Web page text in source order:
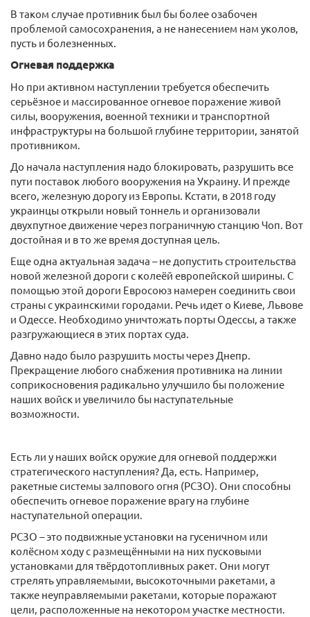
В таком случае противник был бы более озабочен
проблемой самосохранения, а не нанесением нам уколов,
пусть и болезненных.
Огневая поддержка
Но при активном наступлении требуется обеспечить
серьёзное и массированное огневое поражение живой
силы, вооружения, военной техники и транспортной
инфраструктуры на большой глубине территории, занятой
противником.
До начала наступления надо блокировать, разрушить все
пути поставок любого вооружения на Украину. И прежде
всего, железную дорогу из Европы. Кстати, в 2018 году
украинцы открыли новый тоннель и организовали
двухпутное движение через пограничную станцию Чоп. Вот
достойная и в то же время доступная цель.
Еще одна актуальная задача – не допустить строительства
новой железной дороги с колеёй европейской ширины. С
помощью этой дороги Евросоюз намерен соединить свои
страны с украинскими городами. Речь идет о Киеве, Львове
и Одессе. Необходимо уничтожать порты Одессы, а также
разгружающиеся в этих портах суда.
Давно надо было разрушить мосты через Днепр.
Прекращение любого снабжения противника на линии
соприкосновения радикально улучшило бы положение
наших войск и увеличило бы наступательные
возможности.
Есть ли у наших войск оружие для огневой поддержки
стратегического наступления? Да, есть. Например,
ракетные системы залпового огня (РСЗО). Они способны
обеспечить огневое поражение врагу на глубине
наступательной операции.
РСЗО – это подвижные установки на гусеничном или
колёсном ходу с размещёнными на них пусковыми
установками для твёрдотопливных ракет. Они могут
стрелять управляемыми, высокоточными ракетами, а
также неуправляемыми ракетами, которые поражают
цели, расположенные на некотором участке местности.